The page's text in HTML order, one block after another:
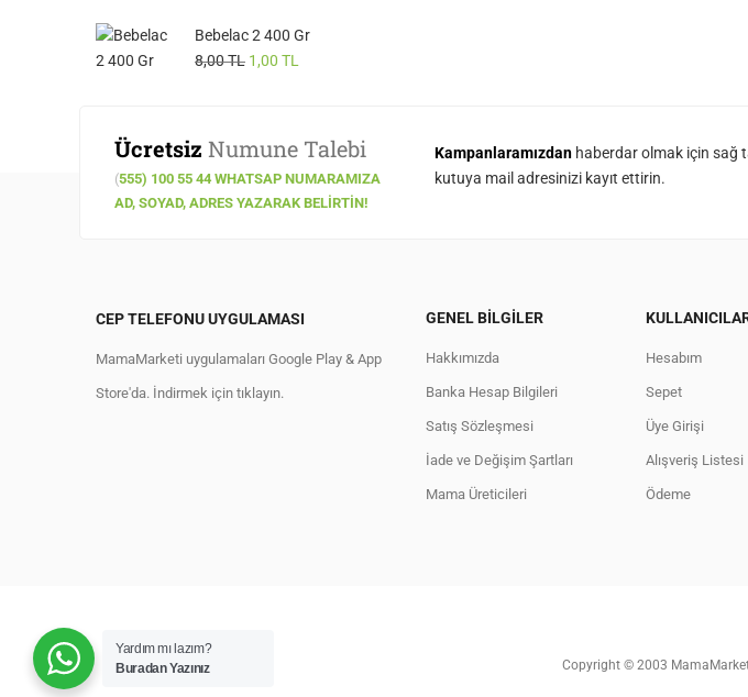
Bebelac 2 400 Gr
8,00TL 1,00 TL
Ücretsiz Numune Talebi
(555) 100 55 44 WHATSAP NUMARAMIZA
AD, SOYAD, ADRES YAZARAK BELIRTIN!
Kampanlaramızdan haberdar olmak için sağ
kutuya mail adresinizi kayıt ettirin.
CEP TELEFONU UYGULAMASI
MamaMarketi uygulamaları Google Play & App
Store'da. İndirmek için tıklayın.
GENEL BILGILER
Hakkımızda
Banka Hesap Bilgileri
Satış Sözleşmesi
İade ve Değişim Şartları
Mama Üreticileri
Hesabım
Sepet
Üye Girişi
Alışveriş Listesi
Ödeme
Copyright © 2003
Yardım mı lazım?
Buradan Yazınız